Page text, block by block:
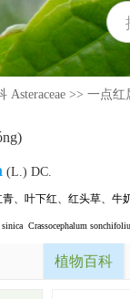
Asteraceae >> 一点红
(L.) DC.
青、 叶下红、 红头草、 牛
Crassocephalum
植物百科